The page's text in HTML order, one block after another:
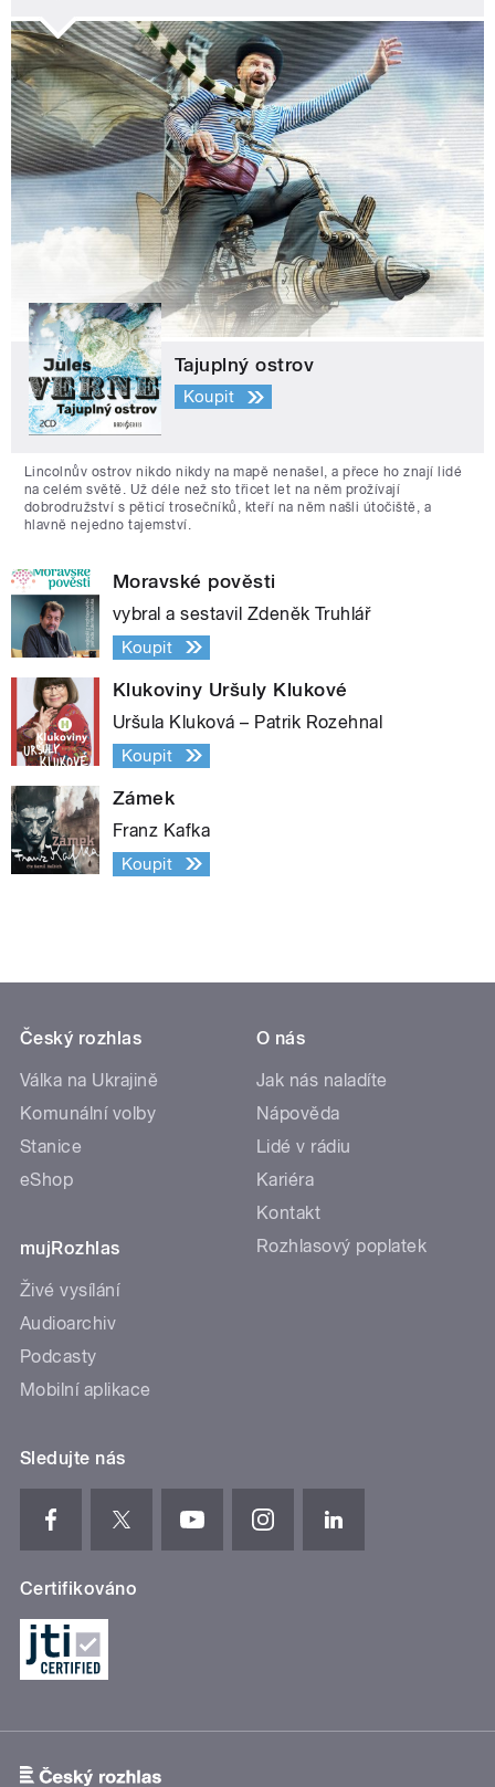
Tajuplný ostrov
Koupit
Lincolnův ostrov nikdo nikdy na mapě nenašel, a přece ho znají lidé
na celém světě. Už déle než sto třicet let na něm prožívají
dobrodružství s pěticí trosečníků, kteří na něm našli útočiště, a
hlavně nejedno tajemství.
Moravské pověsti
vybral a sestavil Zdeněk Truhlář
Koupit
Klukoviny Uršuly Klukové
Uršula Kluková – Patrik Rozehnal
Koupit
Zámek
Franz Kafka
Koupit
Český rozhlas
Válka na Ukrajině
Komunální volby
Stanice
eShop
mujRozhlas
Živé vysílání
Audioarchiv
Podcasty
Mobilní aplikace
O nás
Jak nás naladíte
Nápověda
Lidé v rádiu
Kariéra
Kontakt
Rozhlasový poplatek
Sledujte nás
Certifikováno